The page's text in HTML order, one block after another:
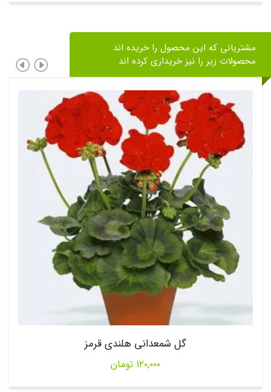
مشتریانی که این محصول را خریده اند
محصولات زیر را نیز خریداری کرده اند
گل شمعدانی هلندی قرمز
۱۲۰,۰۰۰ تومان